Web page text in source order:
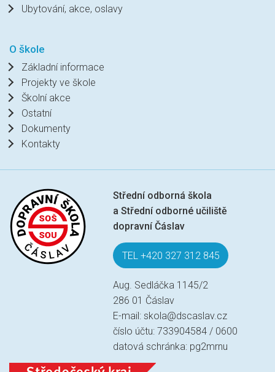
Ubytování, akce, oslavy
O škole
Základní informace
Projekty ve škole
Školní akce
Ostatní
Dokumenty
Kontakty
Střední odborná škola
a Střední odborné učiliště
dopravní Čáslav
TEL +420 327 312 845
Aug. Sedláčka 1145/2
286 01 Čáslav
E-mail:skola@dscaslav.cz
číslo účtu: 733904584 / 0600
datová schránka: pg2mrnu